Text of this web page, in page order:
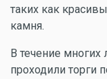
таких как
камня.
В течение
проходили торги